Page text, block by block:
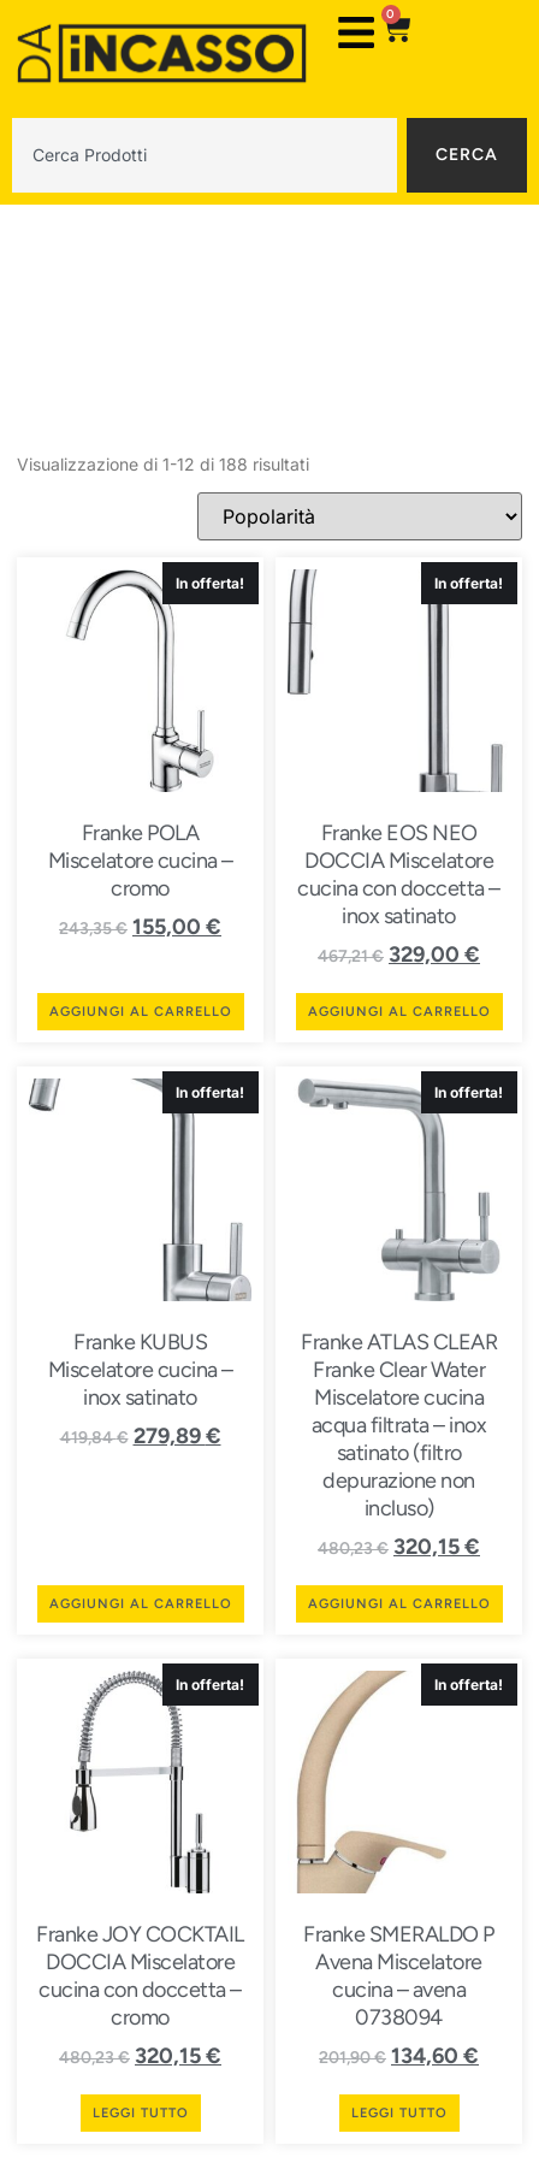
0
CERCA
Visualizzazione di 1-12 di 188 risultati
In offerta!
Franke POLA
Miscelatore cucina –
cromo
243,35€ 155,00 €
AGGIUNGI AL CARRELLO
In offerta!
Franke EOS NEO
DOCCIA Miscelatore
cucina con doccetta –
inox satinato
467,21€ 329,00 €
AGGIUNGI AL CARRELLO
In offerta!
Franke KUBUS
Miscelatore cucina –
inox satinato
419,84€ 279,89€
AGGIUNGI AL CARRELLO
In offerta!
Franke ATLAS CLEAR
Franke Clear Water
Miscelatore cucina
acqua filtrata – inox
satinato (filtro
depurazione non
incluso)
480,23€ 320,15€
AGGIUNGI AL CARRELLO
In offerta!
Franke JOY COCKTAIL
DOCCIA Miscelatore
cucina con doccetta –
cromo
480,23€ 320,15€
LEGGI TUTTO
In offerta!
Franke SMERALDO P
Avena Miscelatore
cucina – avena
0738094
201,90€ 134,60 €
LEGGI TUTTO